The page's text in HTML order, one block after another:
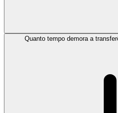
Quanto tempo demora a